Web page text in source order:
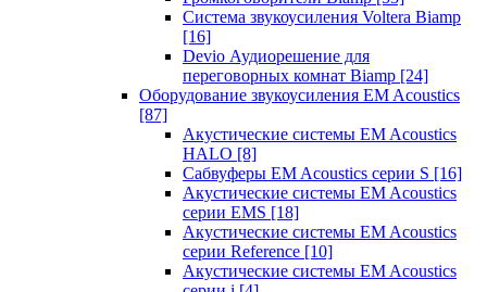
Система звукоусиления Voltera Biamp
[16]
Devio Аудиорешение для
переговорных комнат Biamp [24]
Оборудование звукоусиления EM Acoustics
[87]
Акустические системы EM Acoustics
HALO [8]
Сабвуферы EM Acoustics серии S [16]
Акустические системы EM Acoustics
серии EMS [18]
Акустические системы EM Acoustics
серии Reference [10]
Акустические системы EM Acoustics